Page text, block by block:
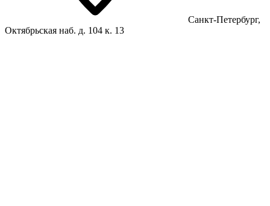
Санкт-Петербург,
Октябрьская наб. д. 104 к. 13